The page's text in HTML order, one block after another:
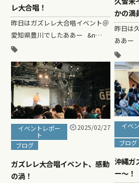
レ大合唱！
昨日はガズレレ大合唱イベント＠
愛知県豊川でしたああー &n…
かの満
昨日は
ああ
イベントレポー
ト
ブログ
2025/02/27
ガズレレ大合唱イベント、感動
の渦！
イベ
ブログ
沖縄ガ
ー〜！